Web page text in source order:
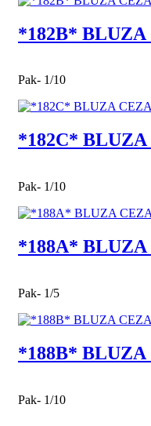
*182B* BLUZA
Pak- 1/10
*182C* BLUZA
Pak- 1/10
*188A* BLUZA
Pak- 1/5
*188B* BLUZA
Pak- 1/10